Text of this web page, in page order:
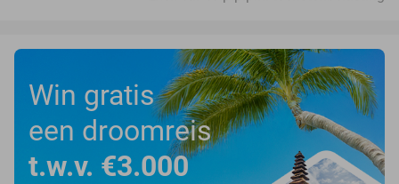
Win gratis
een droomreis
t.w.v. €3.000